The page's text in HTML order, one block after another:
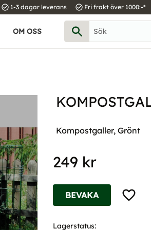
task_alt 1-3 dagar leverans task_alt Fri frakt över 1000:-*
OM OSS
Kompostgaller, Grönt
249 kr
Lägg
BEVAKA
Lagerstatus